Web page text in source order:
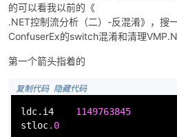
的可以看我以前的《
.NET控制流分析（二）-反混淆》，搜
ConfuserEx的switch混淆和清理
第一个箭头指着的
复制代码 隐藏代码
ldc.i4 1149763845
stloc.0